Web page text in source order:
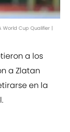
World Cup Qualifier |
a los
a Zlatan
en la